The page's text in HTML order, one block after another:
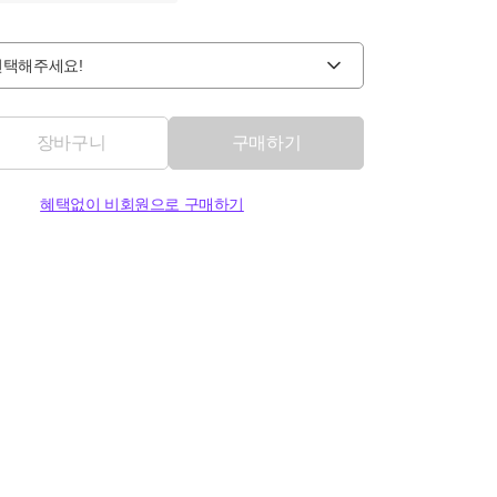
해주세요!
장바구니 구매하기
혜택없이 비회원으로 구매하기